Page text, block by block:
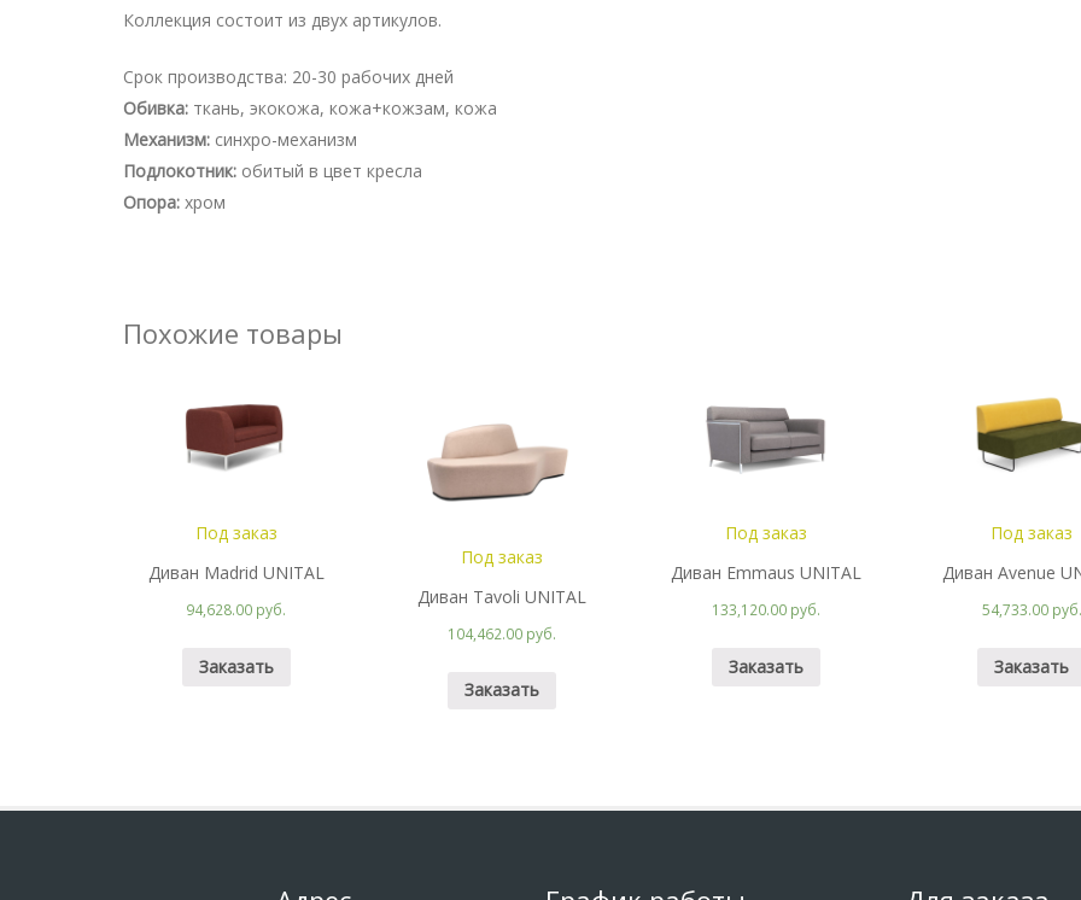
Коллекция состоит из двух артикулов.
Cрок производства: 20-30 рабочих дней
Обивка: ткань, экокожа, кожа+кожзам, кожа
Механизм: синхро-механизм
Подлокотник: обитый в цвет кресла
Опора: хром
Похожие товары
Под заказ
Диван Madrid UNITAL
94,628.00 руб.
Заказать
Под заказ
Диван Tavoli UNITAL
104,462.00 руб.
Заказать
Под заказ
Диван Emmaus UNITAL
133,120.00 руб.
Заказать
Под заказ
Диван Avenue
54,733.00 руб.
Заказать